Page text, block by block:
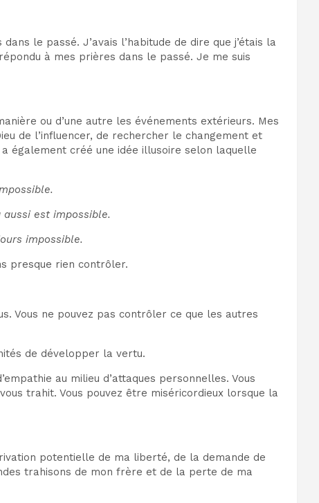
le passé. J’avais l’habitude de dire que j’étais la
à mes prières dans le passé. Je me suis
ou d’une autre les événements extérieurs. Mes
de l’influencer, de rechercher le changement et
également créé une idée illusoire selon laquelle
est impossible.
impossible.
presque rien contrôler.
Vous ne pouvez pas contrôler ce que les autres
de développer la vertu.
au milieu d’attaques personnelles. Vous
trahit. Vous pouvez être miséricordieux lorsque la
potentielle de ma liberté, de la demande de
trahisons de mon frère et de la perte de ma